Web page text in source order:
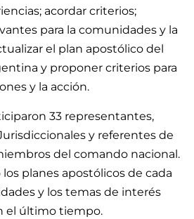
acordar criterios;
para la comunidades y la
el plan apostólico del
y proponer criterios para
y la acción.
33 representantes,
y referentes de
del comando nacional.
planes apostólicos de cada
y los temas de interés
el último tiempo.